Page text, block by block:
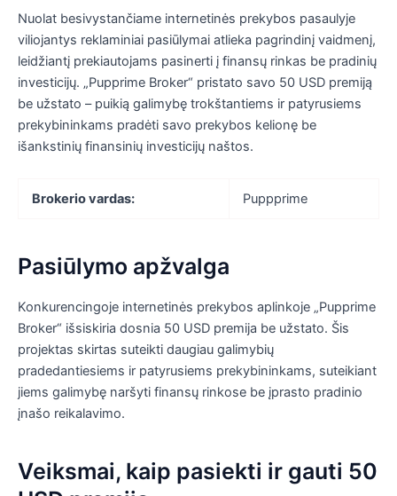
Nuolat besivystančiame internetinės prekybos pasaulyje
viliojantys reklaminiai pasiūlymai atlieka pagrindinį vaidmenį,
leidžiantį prekiautojams pasinerti į finansų rinkas be pradinių
investicijų. „Pupprime Broker“ pristato savo 50 USD premiją
be užstato – puikią galimybę trokštantiems ir patyrusiems
prekybininkams pradėti savo prekybos kelionę be
išankstinių finansinių investicijų naštos.
Brokerio vardas: Puppprime
Pasiūlymo apžvalga
Konkurencingoje internetinės prekybos aplinkoje „Pupprime
Broker“ išsiskiria dosnia 50 USD premija be užstato. Šis
projektas skirtas suteikti daugiau galimybių
pradedantiesiems ir patyrusiems prekybininkams, suteikiant
jiems galimybę naršyti finansų rinkose be įprasto pradinio
įnašo reikalavimo.
Veiksmai, kaip pasiekti ir gauti 50